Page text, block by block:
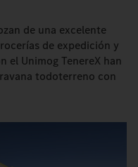
de una excelente
de expedición y
el Unimog TenereX han
todoterreno con